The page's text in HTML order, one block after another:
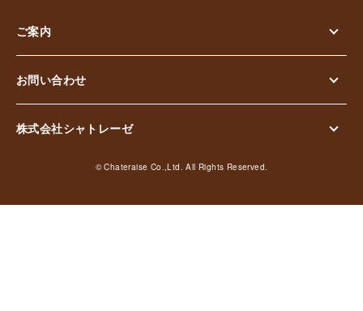
ご案内
お問い合わせ
株式会社シャトレーゼ
© Chateraise Co.,Ltd. All Rights Reserved.